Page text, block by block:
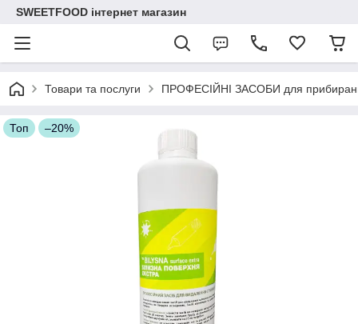
SWEETFOOD інтернет магазин
Товари та послуги ПРОФЕСІЙНІ ЗАСОБИ для
Топ –20%